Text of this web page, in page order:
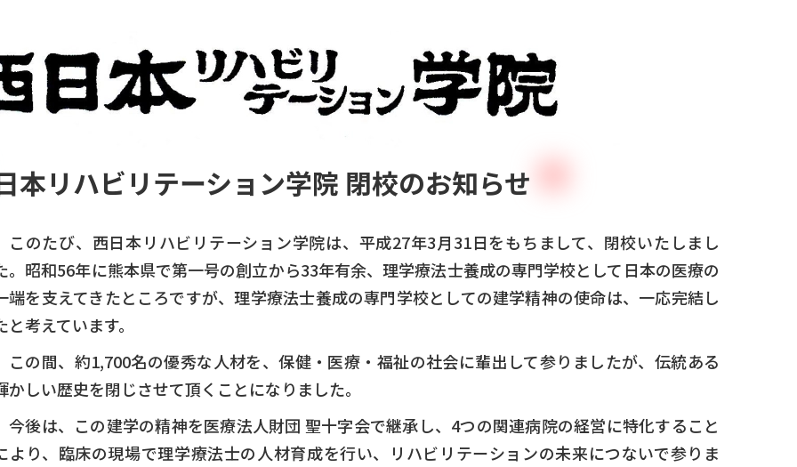
本リハビリテーション学院 閉校のお知らせ
このたび、西日本リハビリテーション学院は、平成27年3月31日をもちまして、閉校いたしまし
。昭和56年に熊本県で第一号の創立から33年有余、理学療法士養成の専門学校として日本の医療の
端を支えてきたところですが、理学療法士養成の専門学校としての建学精神の使命は、一応完結し
と考えています。
この間、約1,700名の優秀な人材を、保健・医療・福祉の社会に輩出して参りましたが、伝統ある
かしい歴史を閉じさせて頂くことになりました。
今後は、この建学の精神を医療法人財団 聖十字会で継承し、4つの関連病院の経営に特化すること
より、臨床の現場で理学療法士の人材育成を行い、リハビリテーションの未来につないで参りま